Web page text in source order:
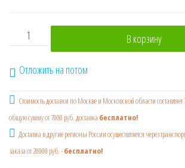
Количество товара Леденцы из
В корзину
Отложить на потом
Стоимость доставки по Москве и Московской области
общую сумму от 7000 руб. доставка бесплатно!
Доставка в другие регионы России осушествляется через
заказа от 20000 руб. -бесплатно!